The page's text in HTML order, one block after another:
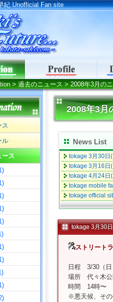
紀 Unofficial Fan site
>過去のニュース> 2008年3月の
2008年3月
News List
tokage 3月30日
tokage 3月16日
tokage 4月24日
tokage mobile
tokage official
tokage 3月30
ストリート
日程 3/30（日
場所 代々木公
時間 14時〜
※悪天候、そ
ス
ル
ース